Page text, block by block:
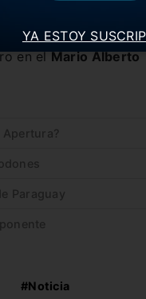
más tarde y será
con su
en elMario Alberto
Paraguay
#Noticia
YA ESTOY